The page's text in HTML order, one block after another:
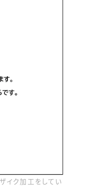
イク加工をしてい